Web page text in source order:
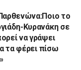
το
Κυρανάκη σε
να γράψει
τα φέρει πίσω